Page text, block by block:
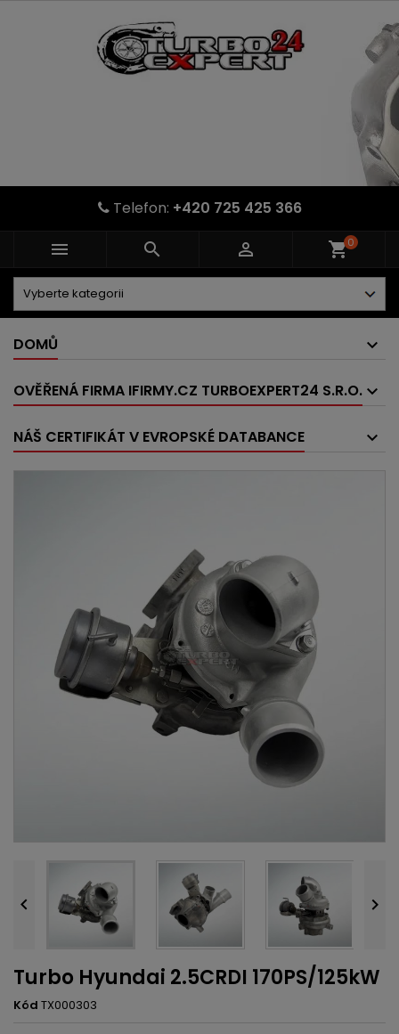
Telefon: +420 725 425 366
   shopping_cart0
DOMŮ
OVĚŘENÁ FIRMA IFIRMY.CZ TURBOEXPERT24 S.R.O.
NÁŠ CERTIFIKÁT V EVROPSKÉ DATABANCE
 
Turbo Hyundai 2.5CRDI 170PS/125kW
Kód TX000303